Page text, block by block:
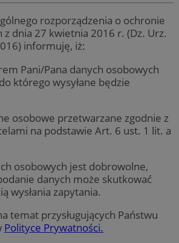
rozporządzenia o ochronie
z dnia 27 kwietnia 2016 r. (Dz. Urz.
informuję, iż:
Pani/Pana danych osobowych
którego wysyłane będzie
osobowe przetwarzane zgodnie z
na podstawie Art. 6 ust. 1 lit. a
osobowych jest dobrowolne,
danych może skutkować
wysłania zapytania.
temat przysługujących Państwu
Polityce Prywatności.